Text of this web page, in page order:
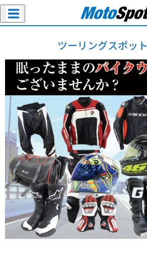
ツーリングスポット